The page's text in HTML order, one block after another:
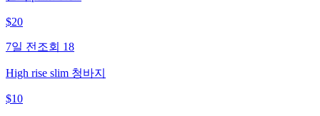
$20
7일 전 조회 18
High rise slim 청바지
$10